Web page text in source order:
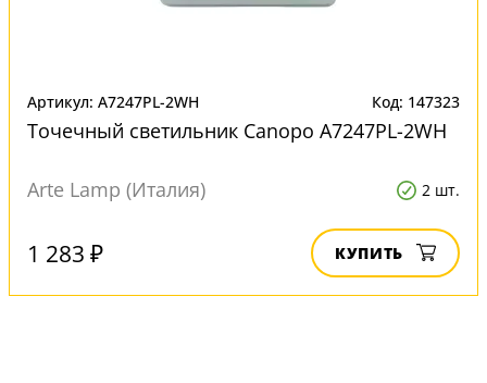
Артикул: A7247PL-2WH Код: 147323
Точечный светильник Canopo A7247PL-2WH
Arte Lamp (Италия) 2 шт.
1 283 ₽ КУПИТЬ